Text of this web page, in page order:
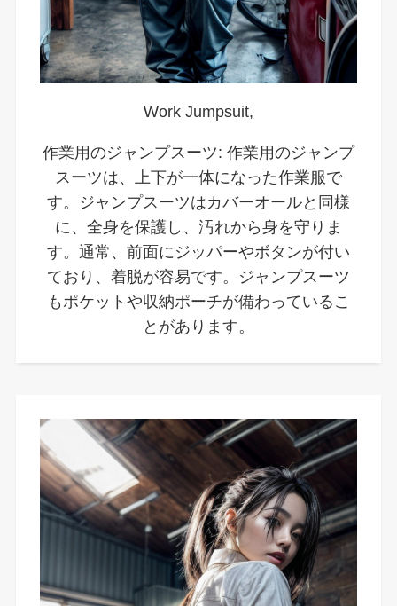
Work Jumpsuit,
作業用のジャンプスーツ: 作業用のジャンプ
スーツは、上下が一体になった作業服で
す。ジャンプスーツはカバーオールと同様
に、全身を保護し、汚れから身を守りま
す。通常、前面にジッパーやボタンが付い
ており、着脱が容易です。ジャンプスーツ
もポケットや収納ポーチが備わっているこ
とがあります。